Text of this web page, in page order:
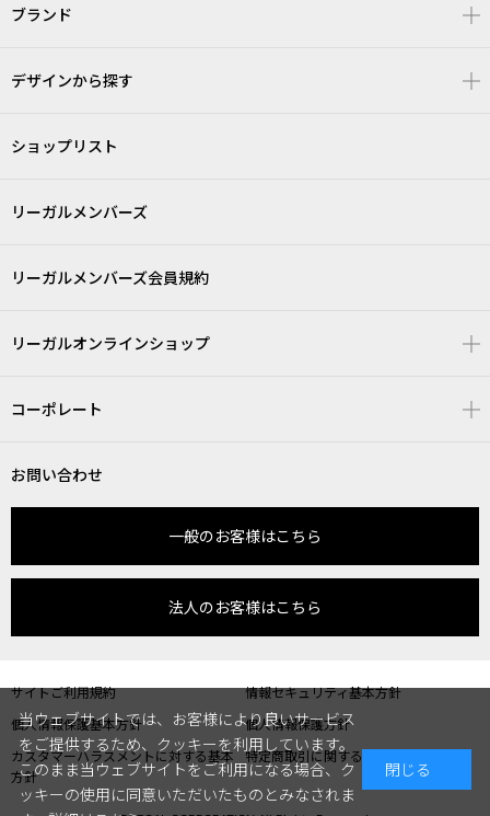
ブランド
デザインから探す
ショップリスト
リーガルメンバーズ
リーガルメンバーズ会員規約
リーガルオンラインショップ
コーポレート
お問い合わせ
一般のお客様はこちら
法人のお客様はこちら
サイトご利用規約
情報セキュリティ基本方針
個人情報保護基本方針
個人情報保護方針
カスタマーハラスメントに対する基本
方針
特定商取引に関する表記
当ウェブサイトでは、お客様により良いサービス
をご提供するため、クッキーを利用しています。
このまま当ウェブサイトをご利用になる場合、ク
ッキーの使用に同意いただいたものとみなされま
閉じる